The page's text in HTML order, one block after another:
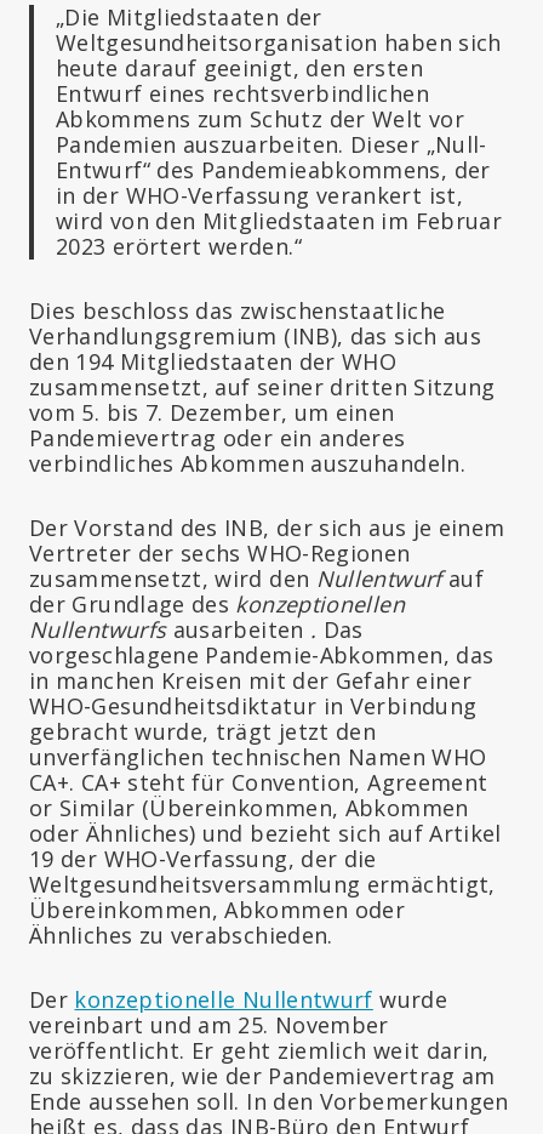
„Die Mitgliedstaaten der
Weltgesundheitsorganisation haben sich
heute darauf geeinigt, den ersten
Entwurf eines rechtsverbindlichen
Abkommens zum Schutz der Welt vor
Pandemien auszuarbeiten. Dieser „Null-
Entwurf“ des Pandemieabkommens, der
in der WHO-Verfassung verankert ist,
wird von den Mitgliedstaaten im Februar
2023 erörtert werden.“
Dies beschloss das zwischenstaatliche
Verhandlungsgremium (INB), das sich aus
den 194 Mitgliedstaaten der WHO
zusammensetzt, auf seiner dritten Sitzung
vom 5. bis 7. Dezember, um einen
Pandemievertrag oder ein anderes
verbindliches Abkommen auszuhandeln.
Der Vorstand des INB, der sich aus je einem
Vertreter der sechs WHO-Regionen
zusammensetzt, wird den Nullentwurfauf
der Grundlage des konzeptionellen
Nullentwurfs ausarbeiten . Das
vorgeschlagene Pandemie-Abkommen, das
in manchen Kreisen mit der Gefahr einer
WHO-Gesundheitsdiktatur in Verbindung
gebracht wurde, trägt jetzt den
unverfänglichen technischen Namen WHO
CA+. CA+ steht für Convention, Agreement
or Similar (Übereinkommen, Abkommen
oder Ähnliches) und bezieht sich auf Artikel
19 der WHO-Verfassung, der die
Weltgesundheitsversammlung ermächtigt,
Übereinkommen, Abkommen oder
Ähnliches zu verabschieden.
Der konzeptionelle Nullentwurf wurde
vereinbart und am 25. November
veröffentlicht. Er geht ziemlich weit darin,
zu skizzieren, wie der Pandemievertrag am
Ende aussehen soll. In den Vorbemerkungen
heißt es, dass das INB-Büro den Entwurf